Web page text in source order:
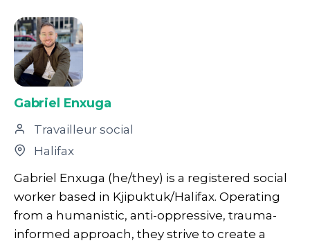
Gabriel Enxuga
Travailleur social
Halifax
Gabriel Enxuga (he/they) is a registered social
worker based in Kjipuktuk/Halifax. Operating
from a humanistic, anti-oppressive, trauma-
informed approach, they strive to create a